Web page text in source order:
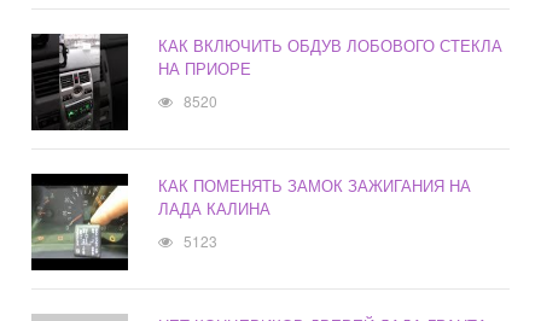
КАК ВКЛЮЧИТЬ ОБДУВ ЛОБОВОГО СТЕКЛА
НА ПРИОРЕ
8520
КАК ПОМЕНЯТЬ ЗАМОК ЗАЖИГАНИЯ НА
ЛАДА КАЛИНА
5123